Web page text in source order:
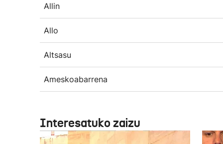
Allin
Allo
Altsasu
Ameskoabarrena
Interesatuko zaizu